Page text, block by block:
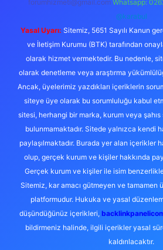
forumhizmeti@gmail.com Whatsapp:
@karabul
Yasal Uyarı: Sitemiz, 5651 Sayılı Kanun
ve İletişim Kurumu (BTK) tarafından
olarak hizmet vermektedir. Bu nedenle,
olarak denetleme veya araştırma
Ancak, üyelerimiz yazdıkları içeriklerin
siteye üye olarak bu sorumluluğu kabul
sitesi, herhangi bir marka, kurum veya şahıs
bulunmamaktadır. Sitede yalnızca kendi
paylaşılmaktadır. Burada yer alan içerikler
olup, gerçek kurum ve kişiler hakkında
Gerçek kurum ve kişiler ile isim
Sitemiz, kar amacı gütmeyen ve tamamen
platformudur. Hukuka ve yasal
düşündüğünüz içerikleri,
bildirmeniz halinde, ilgili içerikler yasal
kaldırılacaktır.